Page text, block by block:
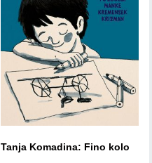
Tanja Komadina: Fino kolo